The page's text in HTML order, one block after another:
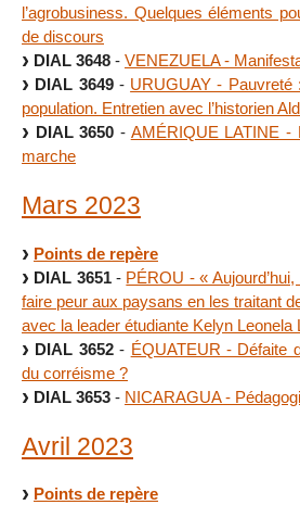
l’agrobusiness. Quelques éléments
de discours
DIAL 3648 - VENEZUELA -
DIAL 3649- URUGUAY - Pauvreté
population. Entretien avec l’historien
DIAL 3650 - AMÉRIQUE LATINE -
marche
Mars 2023
Points de repère
DIAL 3651- PÉROU - «
faire peur aux paysans en les traitant
avec la leader étudiante Kelyn Leonela
DIAL 3652- ÉQUATEUR - Défaite
du corréisme ?
DIAL 3653 - NICARAGUA -
Avril 2023
Points de repère